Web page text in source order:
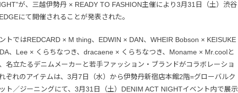
が、三越伊勢丹 × READY TO FASHION主催により3月31日（土）渋谷
にて開催されることが発表された。
トではREDCARD × M thing、EDWIN × DAN、WHEIR Bobson × KEISUKE
、Lee × くらちなつき、dracaene × くらちなつき、Moname × Mr.coolと
名立たるデニムメーカーと若手ファッション・ブランドがコラボレーショ
ぞれのアイテムは、3月7日（水）から伊勢丹新宿店本館2階=グローバルク
ト／ジーニングにて、3月31日（土）DENIM ACT NIGHTイベント内で展示